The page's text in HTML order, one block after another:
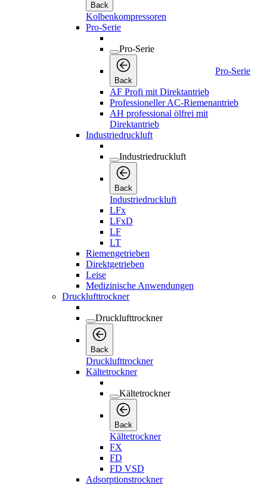
Back
Kolbenkompressoren
Pro-Serie
Pro-Serie
Back
Pro-Serie
AF Profi mit Direktantrieb
Professioneller AC-Riemenantrieb
AH professional ölfrei mit
Direktantrieb
Industriedruckluft
Industriedruckluft
Back
Industriedruckluft
LFx
LFxD
LF
LT
Riemengetrieben
Direktgetrieben
Leise
Medizinische Anwendungen
Drucklufttrockner
Drucklufttrockner
Back
Drucklufttrockner
Kältetrockner
Kältetrockner
Back
Kältetrockner
FX
FD
FD VSD
Adsorptionstrockner